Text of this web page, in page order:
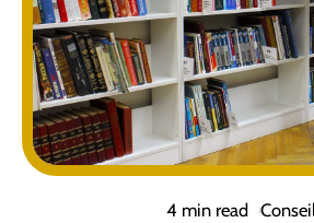
4 min read